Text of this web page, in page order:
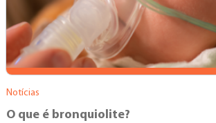
Notícias
O que é bronquiolite?